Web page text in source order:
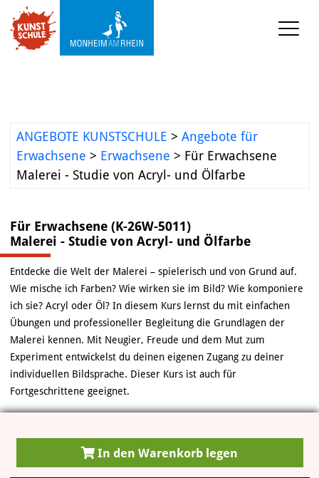
Projekte und
Kooperationen
KUNST-WERKSTATT TURMSTRASSE
KUNST-VERMITTLUNG
ÜBER UNS
ANGEBOTE KUNSTSCHULE > Angebote für
Erwachsene > Erwachsene > Für Erwachsene
Malerei - Studie von Acryl- und Ölfarbe
Für Erwachsene (K-26W-5011)
Malerei - Studie von Acryl- und Ölfarbe
Entdecke die Welt der Malerei – spielerisch und von Grund auf.
Wie mische ich Farben? Wie wirken sie im Bild? Wie komponiere
ich sie? Acryl oder Öl? In diesem Kurs lernst du mit einfachen
Übungen und professioneller Begleitung die Grundlagen der
Malerei kennen. Mit Neugier, Freude und dem Mut zum
Experiment entwickelst du deinen eigenen Zugang zu deiner
individuellen Bildsprache. Dieser Kurs ist auch für
Fortgeschrittene geeignet.
In den Warenkorb legen